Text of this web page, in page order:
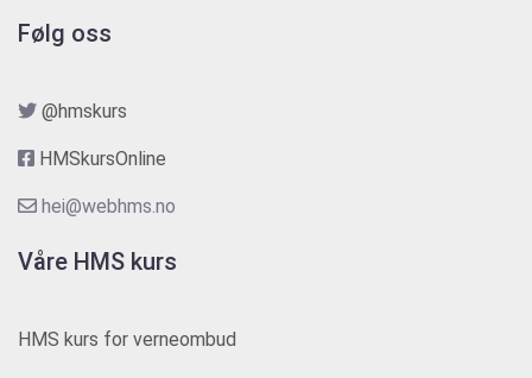
Følg oss
@hmskurs
HMSkursOnline
hei@webhms.no
Våre HMS kurs
HMS kurs for verneombud